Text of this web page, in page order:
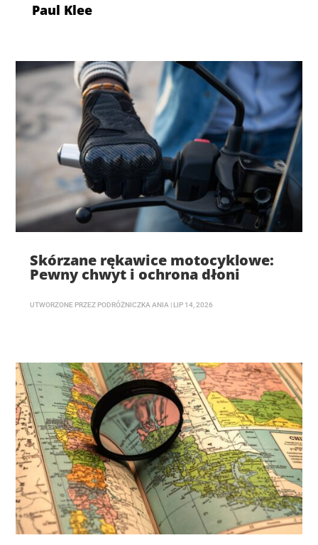
Paul Klee
Skórzane rękawice motocyklowe:
Pewny chwyt i ochrona dłoni
UTWORZONE PRZEZ PODRÓŻNICZKA ANIA LIP 14, 2026